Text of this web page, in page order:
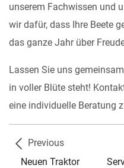
unserem Fachwissen und
wir dafür, dass Ihre Beete
das ganze Jahr über
Lassen Sie uns
in voller Blüte steht!
eine individuelle Beratung
Previous
Neuen Traktor